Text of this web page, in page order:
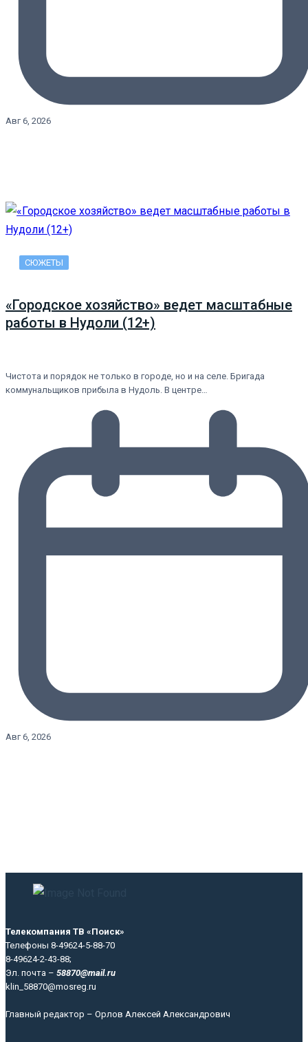
Авг 6, 2026
СЮЖЕТЫ
«Городское хозяйство» ведет масштабные
работы в Нудоли (12+)
Чистота и порядок не только в городе, но и на селе. Бригада
коммунальщиков прибыла в Нудоль. В центре…
Авг 6, 2026
Телекомпания ТВ «Поиск»
Телефоны 8-49624-5-88-70
8-49624-2-43-88;
Эл. почта – 58870@mail.ru
klin_58870@mosreg.ru
Главный редактор – Орлов Алексей Александрович